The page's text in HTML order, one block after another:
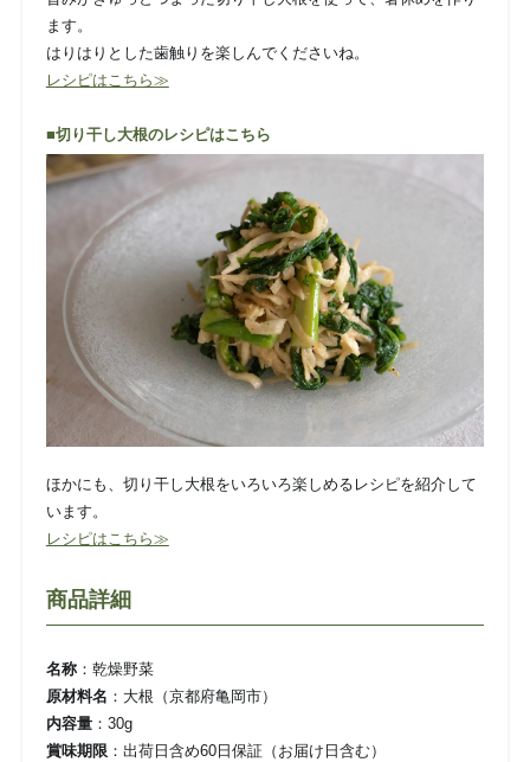
ます。
はりはりとした歯触りを楽しんでくださいね。
レシピはこちら≫
■切り干し大根のレシピはこちら
ほかにも、切り干し大根をいろいろ楽しめるレシピを紹介して
います。
レシピはこちら≫
商品詳細
名称：乾燥野菜
原材料名 ：大根（京都府亀岡市）
内容量：30g
賞味期限 ：出荷日含め60日保証（お届け日含む）